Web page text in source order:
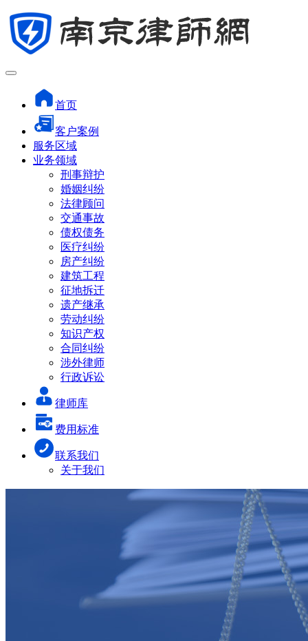
首页
客户案例
服务区域
业务领域
刑事辩护
婚姻纠纷
法律顾问
交通事故
债权债务
医疗纠纷
房产纠纷
建筑工程
征地拆迁
遗产继承
劳动纠纷
知识产权
合同纠纷
涉外律师
行政诉讼
律师库
费用标准
联系我们
关于我们